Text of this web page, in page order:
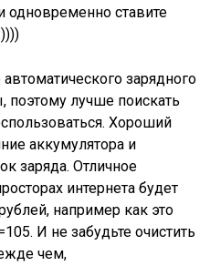
одновременно ставите
зарядного
поэтому лучше поискать
Хороший
аккумулятора и
заряда. Отличное
интернета будет
например как это
И не забудьте очистить
чем,